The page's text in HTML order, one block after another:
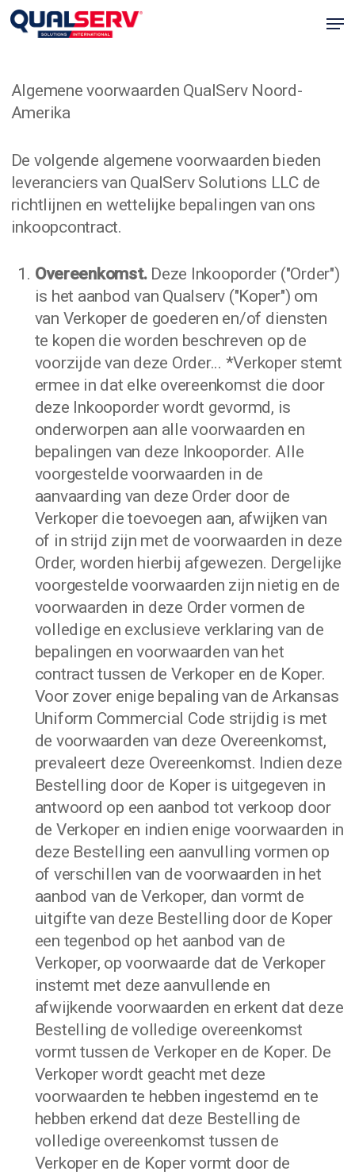
Overslaan
naar
Algemene voorwaarden QualServ Noord-
Amerika
De volgende algemene voorwaarden bieden
leveranciers van QualServ Solutions LLC de
richtlijnen en wettelijke bepalingen van ons
inkoopcontract.
Overeenkomst. Deze Inkooporder ("Order")
is het aanbod van Qualserv ("Koper") om
van Verkoper de goederen en/of diensten
te kopen die worden beschreven op de
voorzijde van deze Order... *Verkoper stemt
ermee in dat elke overeenkomst die door
deze Inkooporder wordt gevormd, is
onderworpen aan alle voorwaarden en
bepalingen van deze Inkooporder. Alle
voorgestelde voorwaarden in de
aanvaarding van deze Order door de
Verkoper die toevoegen aan, afwijken van
of in strijd zijn met de voorwaarden in deze
Order, worden hierbij afgewezen. Dergelijke
voorgestelde voorwaarden zijn nietig en de
voorwaarden in deze Order vormen de
volledige en exclusieve verklaring van de
bepalingen en voorwaarden van het
contract tussen de Verkoper en de Koper.
Voor zover enige bepaling van de Arkansas
Uniform Commercial Code strijdig is met
de voorwaarden van deze Overeenkomst,
prevaleert deze Overeenkomst. Indien deze
Bestelling door de Koper is uitgegeven in
antwoord op een aanbod tot verkoop door
de Verkoper en indien enige voorwaarden in
deze Bestelling een aanvulling vormen op
of verschillen van de voorwaarden in het
aanbod van de Verkoper, dan vormt de
uitgifte van deze Bestelling door de Koper
een tegenbod op het aanbod van de
Verkoper, op voorwaarde dat de Verkoper
instemt met deze aanvullende en
afwijkende voorwaarden en erkent dat deze
Bestelling de volledige overeenkomst
vormt tussen de Verkoper en de Koper. De
Verkoper wordt geacht met deze
voorwaarden te hebben ingestemd en te
hebben erkend dat deze Bestelling de
volledige overeenkomst tussen de
Verkoper en de Koper vormt door de